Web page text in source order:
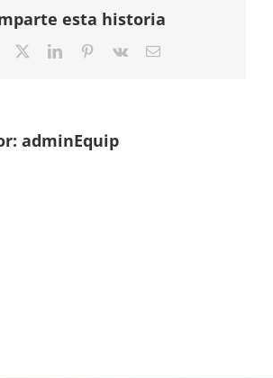
esta historia
Facebook
TwitterLinkedInPinterest
Vk
Correo
adminEquip